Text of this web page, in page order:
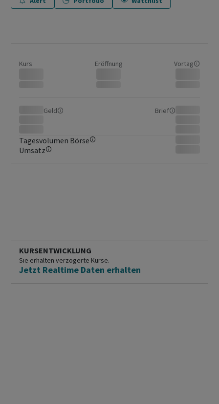
Kurs Eröffnung Vortag
Geld Brief
Tagesvolumen Börse
Umsatz
KURSENTWICKLUNG
Sie erhalten verzögerte Kurse.
Jetzt Realtime Daten erhalten